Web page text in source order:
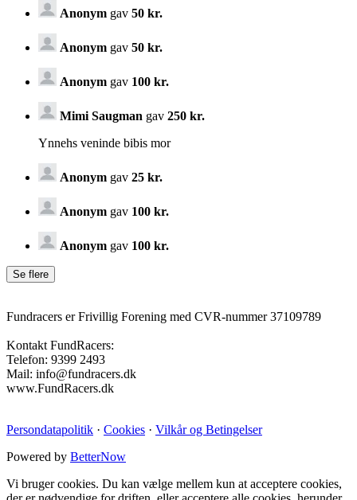
Anonym gav 50 kr.
Anonym gav 50 kr.
Anonym gav 100 kr.
Mimi Saugman gav 250 kr.
Ynnehs veninde bibis mor
Anonym gav 25 kr.
Anonym gav 100 kr.
Anonym gav 100 kr.
Fundracers er Frivillig Forening med CVR-nummer 37109789
Kontakt FundRacers:
Telefon: 9399 2493
Mail: info@fundracers.dk
www.FundRacers.dk
Persondatapolitik · Cookies · Vilkår og Betingelser
Powered by BetterNow
Vi bruger cookies. Du kan vælge mellem kun at acceptere cookies,